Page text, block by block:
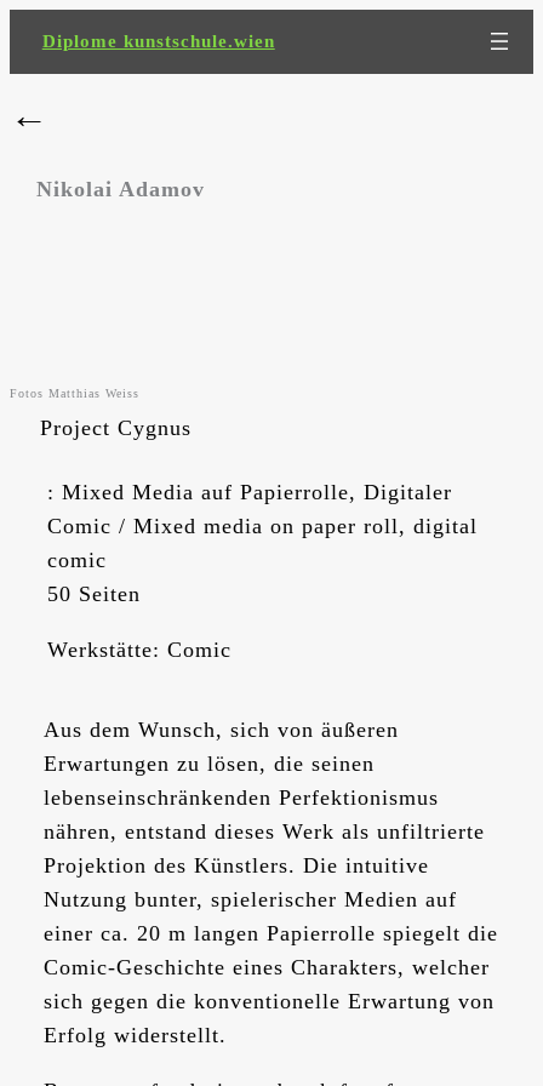
Inhalt
Diplome kunstschule.wien
←
Nikolai Adamov
Fotos Matthias Weiss
Project Cygnus
: Mixed Media auf Papierrolle, Digitaler
Comic / Mixed media on paper roll, digital
comic
50 Seiten
Werkstätte: Comic
Aus dem Wunsch, sich von äußeren
Erwartungen zu lösen, die seinen
lebenseinschränkenden Perfektionismus
nähren, entstand dieses Werk als unfiltrierte
Projektion des Künstlers. Die intuitive
Nutzung bunter, spielerischer Medien auf
einer ca. 20 m langen Papierrolle spiegelt die
Comic-Geschichte eines Charakters, welcher
sich gegen die konventionelle Erwartung von
Erfolg widerstellt.